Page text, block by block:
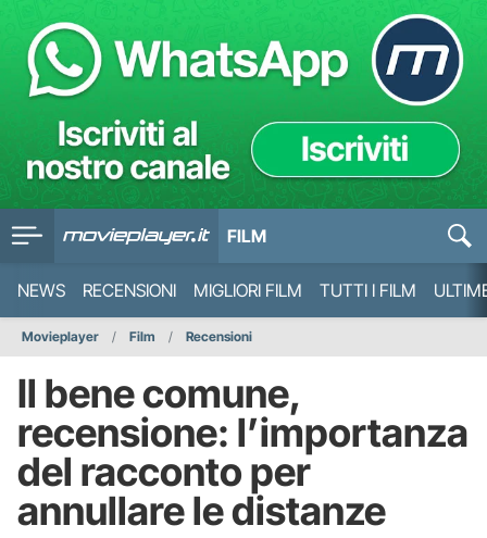
FILM
NEWS RECENSIONI MIGLIORI FILM TUTTI I FILM
Movieplayer Film Recensioni
Il bene comune,
recensione: l’importanza
del racconto per
annullare le distanze